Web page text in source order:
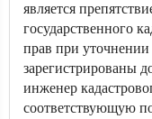
является
государственного
прав при уточнении
зарегистрированы
инженер
соответствующую